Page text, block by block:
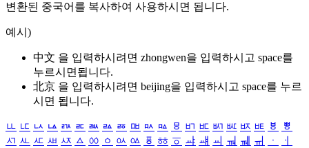
변환된 중국어를 복사하여 사용하시면 됩니다.
예시)
中文 을 입력하시려면 zhongwen을 입력하시고 space를
누르시면됩니다.
北京 을 입력하시려면 beijing을 입력하시고 space를 누르
시면 됩니다.
ㅥ ㅦ ㅧ ㅨ ㅩ ㅪ ㅫ ㅬ ㅭ ㅮ ㅯ ㅰ ㅱ ㅲ ㅳ ㅴ ㅵ ㅶ ㅷ ㅸ
ㅹ
ㅺ ㅻ ㅼ ㅽ ㅾ ㅿ ㆀ ㆁ ㆂ ㆃ ㆄ ㆅ ㆆ ㆇ ㆈ ㆉ ㆊ ㆋ ㆌ ㆍ
ㆎ